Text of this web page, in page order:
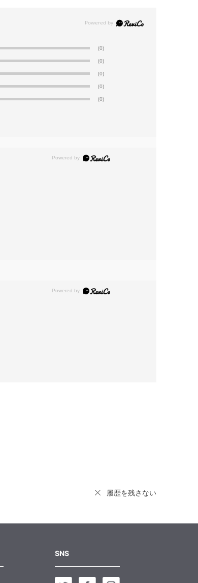
(0)
(0)
(0)
(0)
(0)
履歴を残さない
SNS